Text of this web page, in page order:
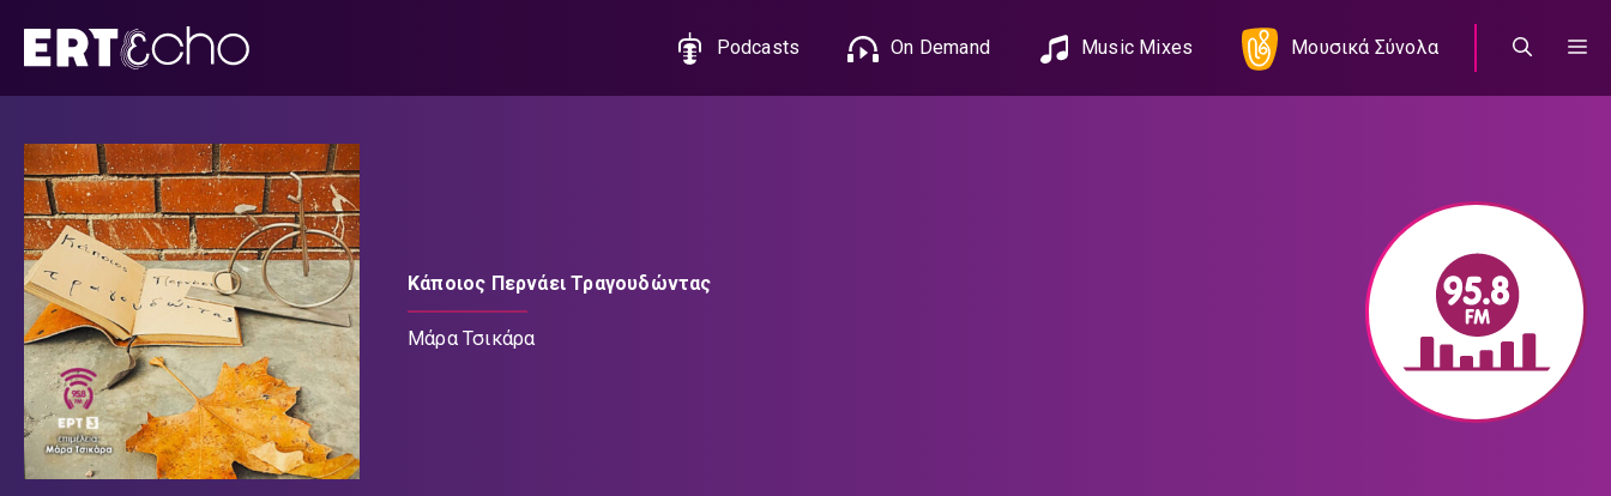
περιεχόμενο
Podcasts On Demand Music Mixes Μουσικά Σύνολα
Κάποιος Περνάει Τραγουδώντας
Μάρα Τσικάρα